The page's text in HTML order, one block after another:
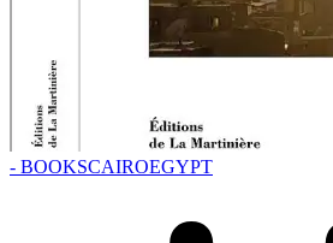
- BOOKSCAIROEGYPT